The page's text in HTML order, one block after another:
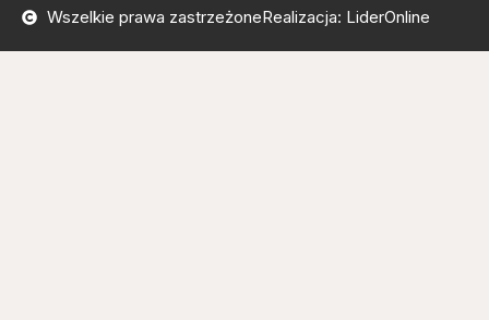
Wszelkie prawa zastrzeżoneRealizacja: LiderOnline